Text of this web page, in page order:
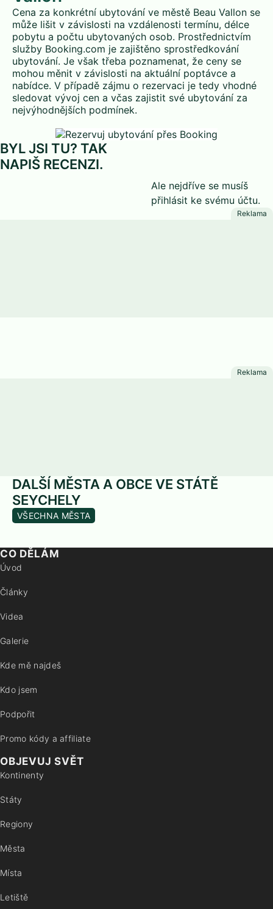
Cena za konkrétní ubytování ve městě Beau Vallon se
může lišit v závislosti na vzdálenosti termínu, délce
pobytu a počtu ubytovaných osob. Prostřednictvím
služby Booking.com je zajištěno sprostředkování
ubytování. Je však třeba poznamenat, že ceny se
mohou měnit v závislosti na aktuální poptávce a
nabídce. V případě zájmu o rezervaci je tedy vhodné
sledovat vývoj cen a včas zajistit své ubytování za
nejvýhodnějších podmínek.
BYL JSI TU? TAK
NAPIŠ RECENZI.
Ale nejdříve se musíš
přihlásit ke svému účtu.
DALŠÍ MĚSTA A OBCE VE STÁTĚ
SEYCHELY
VŠECHNA MĚSTA
CO DĚLÁM
Úvod
Články
Videa
Galerie
Kde mě najdeš
Kdo jsem
Podpořit
Promo kódy a affiliate
OBJEVUJ SVĚT
Kontinenty
Státy
Regiony
Města
Místa
Letiště